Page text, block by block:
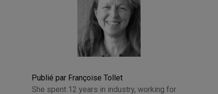
Publié par Françoise Tollet
She spent 12 years in industry, working for